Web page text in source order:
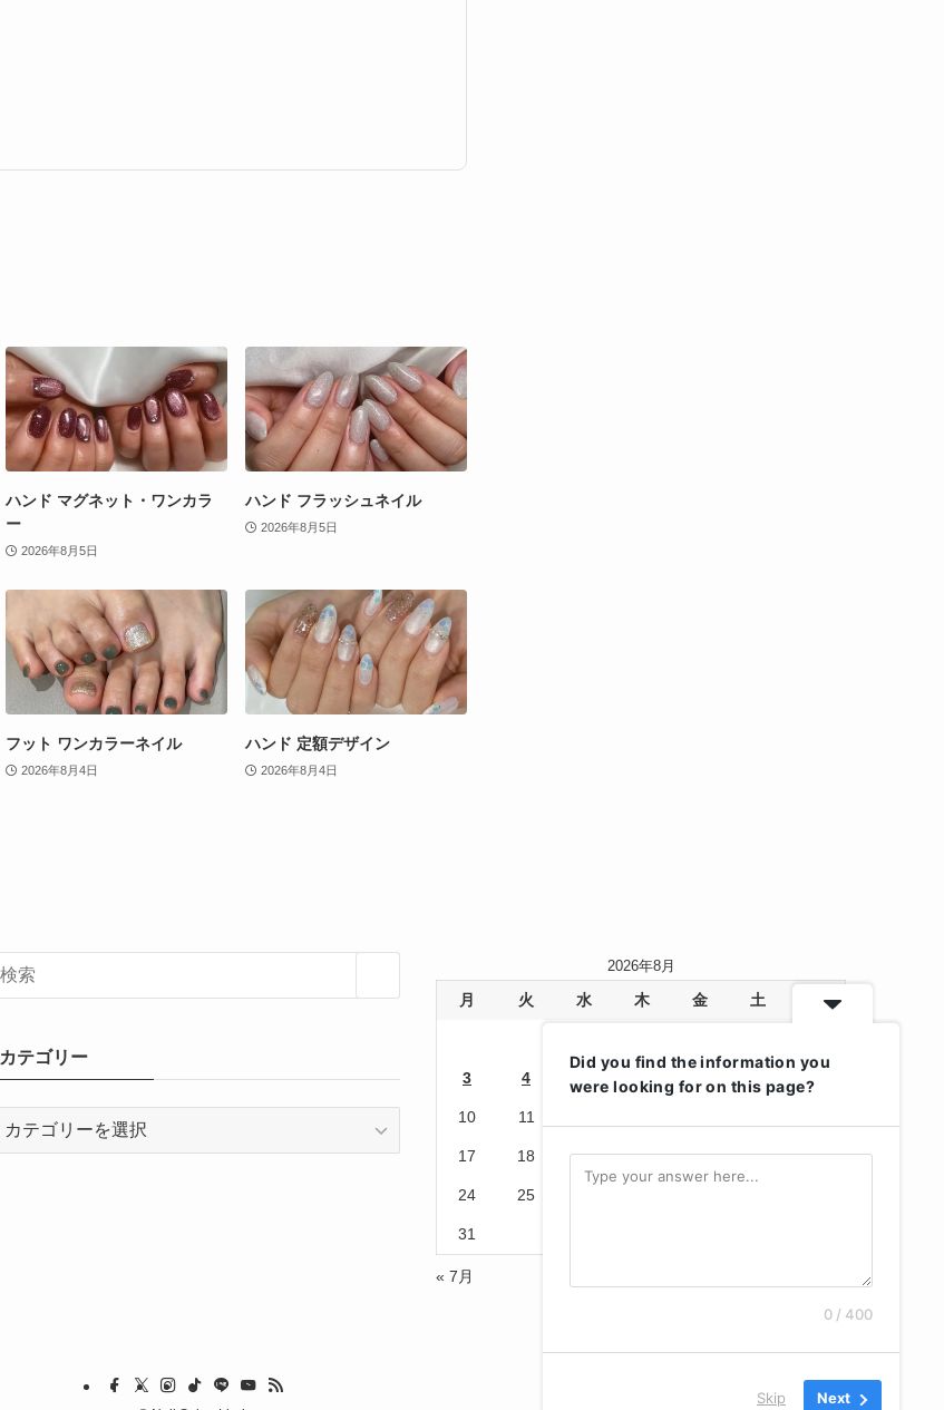
ハンド マグネット・ワンカラ
ー
2026年8月5日
ハンド フラッシュネイル
2026年8月5日
フット ワンカラーネイル
2026年8月4日
ハンド 定額デザイン
2026年8月4日
カテゴリー
2026年8月
月 火 水 木 金 土
3 4 6 9
10 11
17 18 19 20 21 22 23
24 25
31
« 7月
Did you find the information you
were looking for on this page?
0 / 400
Skip Next